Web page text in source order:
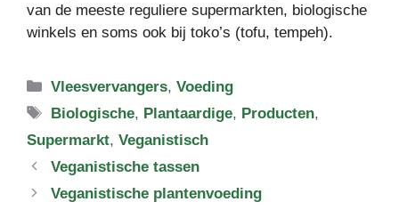
van de meeste reguliere supermarkten, biologische
winkels en soms ook bij toko’s (tofu, tempeh).
Categorieën
Vleesvervangers,Voeding
Tags
Biologische, Plantaardige, Producten,
Supermarkt, Veganistisch
Veganistische tassen
Veganistische plantenvoeding